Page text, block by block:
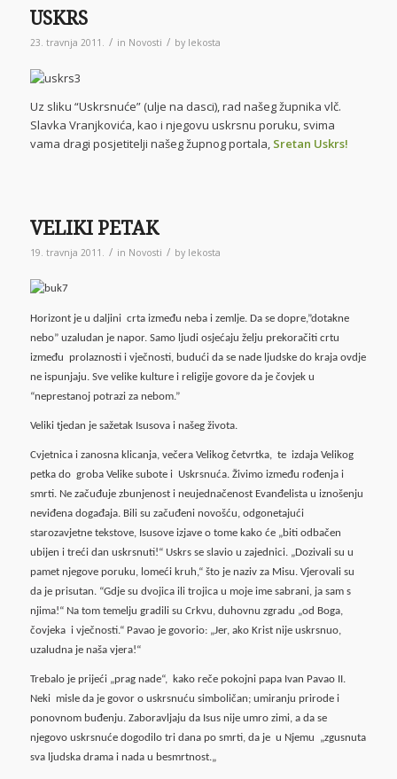
USKRS
23. travnja 2011. / in Novosti / by lekosta
Uz sliku “Uskrsnuće” (ulje na dasci), rad našeg župnika vlč.
Slavka Vranjkovića, kao i njegovu uskrsnu poruku, svima
vama dragi posjetitelji našeg župnog portala, Sretan Uskrs!
VELIKI PETAK
19. travnja 2011. / in Novosti / by lekosta
Horizont je u daljini crta između neba i zemlje. Da se dopre,”dotakne
nebo” uzaludan je napor. Samo ljudi osjećaju želju prekoračiti crtu
između prolaznosti i vječnosti, budući da se nade ljudske do kraja ovdje
ne ispunjaju. Sve velike kulture i religije govore da je čovjek u
“neprestanoj potrazi za nebom.”
Veliki tjedan je sažetak Isusova i našeg života.
Cvjetnica i zanosna klicanja, večera Velikog četvrtka, te izdaja Velikog
petka do groba Velike subote i Uskrsnuća. Živimo između rođenja i
smrti. Ne začuđuje zbunjenost i neujednačenost Evanđelista u iznošenju
neviđena događaja. Bili su začuđeni novošću, odgonetajući
starozavjetne tekstove, Isusove izjave o tome kako će „biti odbačen
ubijen i treći dan uskrsnuti!“ Uskrs se slavio u zajednici. „Dozivali su u
pamet njegove poruku, lomeći kruh,“ što je naziv za Misu. Vjerovali su
da je prisutan. “Gdje su dvojica ili trojica u moje ime sabrani, ja sam s
njima!“ Na tom temelju gradili su Crkvu, duhovnu zgradu „od Boga,
čovjeka i vječnosti.“ Pavao je govorio: „Jer, ako Krist nije uskrsnuo,
uzaludna je naša vjera!“
Trebalo je prijeći „prag nade“, kako reče pokojni papa Ivan Pavao II.
Neki misle da je govor o uskrsnuću simboličan; umiranju prirode i
ponovnom buđenju. Zaboravljaju da Isus nije umro zimi, a da se
njegovo uskrsnuće dogodilo tri dana po smrti, da je u Njemu „zgusnuta
sva ljudska drama i nada u besmrtnost.„